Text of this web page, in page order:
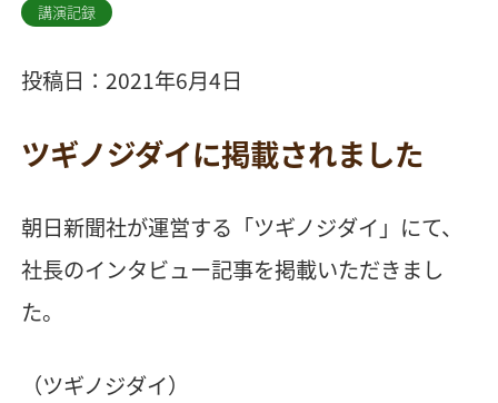
講演記録
投稿日：2021年6月4日
ツギノジダイに掲載されました
朝日新聞社が運営する「ツギノジダイ」にて、
社長のインタビュー記事を掲載いただきまし
た。
（ツギノジダイ）